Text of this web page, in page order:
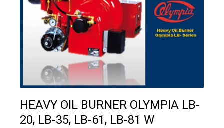
HEAVY OIL BURNER OLYMPIA LB-
20, LB-35, LB-61, LB-81 W